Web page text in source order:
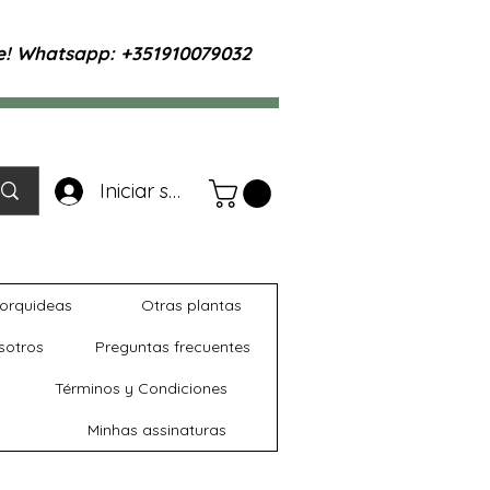
Whatsapp: +351910079032
Iniciar sesión
orquideas Otras plantas
Preguntas frecuentes
Términos y Condiciones
Minhas assinaturas